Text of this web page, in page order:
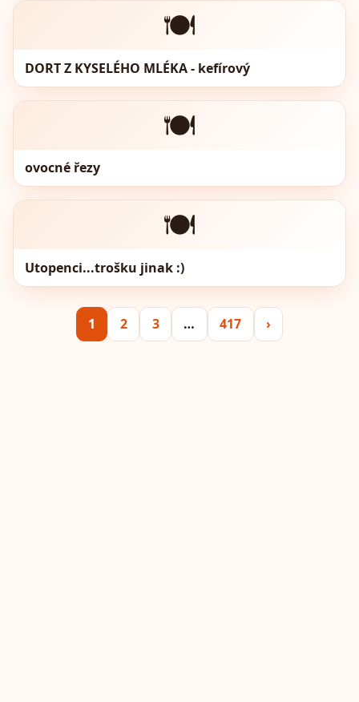
🍽️
DORT Z KYSELÉHO MLÉKA - kefírový
🍽️
ovocné řezy
🍽️
Utopenci...trošku jinak :)
1 2 3 … 417 ›